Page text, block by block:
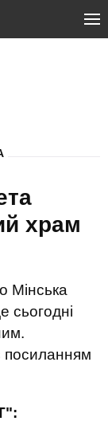
храм
Мінська
сьогодні
посиланням